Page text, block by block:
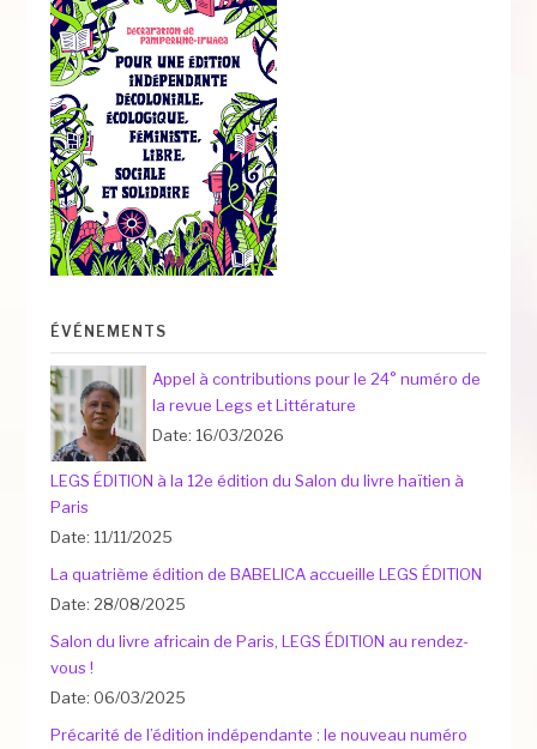
ÉVÉNEMENTS
Appel à contributions pour le 24° numéro de
la revue Legs et Littérature
Date: 16/03/2026
LEGS ÉDITION à la 12e édition du Salon du livre haïtien à
Paris
Date: 11/11/2025
La quatrième édition de BABELICA accueille LEGS ÉDITION
Date: 28/08/2025
Salon du livre africain de Paris, LEGS ÉDITION au rendez-
vous !
Date: 06/03/2025
Précarité de l’édition indépendante : le nouveau numéro